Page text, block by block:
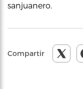
sanjuanero.
Compartir